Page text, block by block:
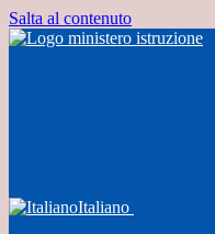
Salta al contenuto
Italiano